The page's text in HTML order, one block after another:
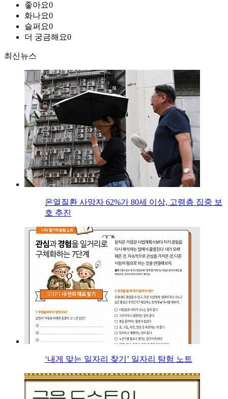
좋아요0
화나요0
슬퍼요0
더 궁금해요0
최신뉴스
온열질환 사망자 62%가 80세 이상, 고령층 집중 보
호 추진
‘내게 맞는 일자리 찾기’ 일자리 탐험 노트